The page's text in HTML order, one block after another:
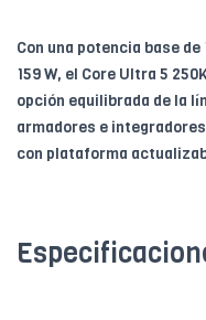
Con una potencia base
159 W, el Core Ultra 5
opción equilibrada de la
armadores e
con plataforma